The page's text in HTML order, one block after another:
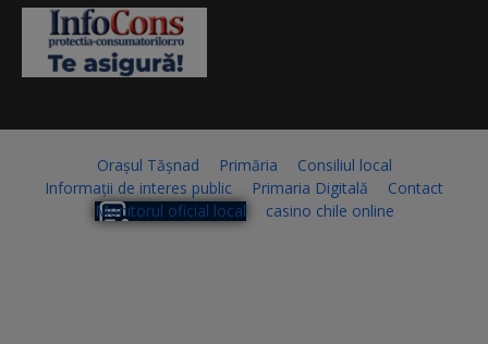
Orașul Tășnad Primăria
Consiliul local
Informații de interes public
Primaria Digitală
Contact
Monitorul oficial local
casino chile online